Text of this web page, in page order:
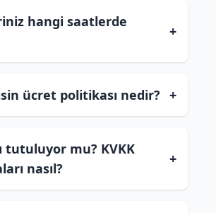
hangi saatlerde
+
ücret politikası nedir? +
tutuluyor mu? KVKK
nasıl?
+